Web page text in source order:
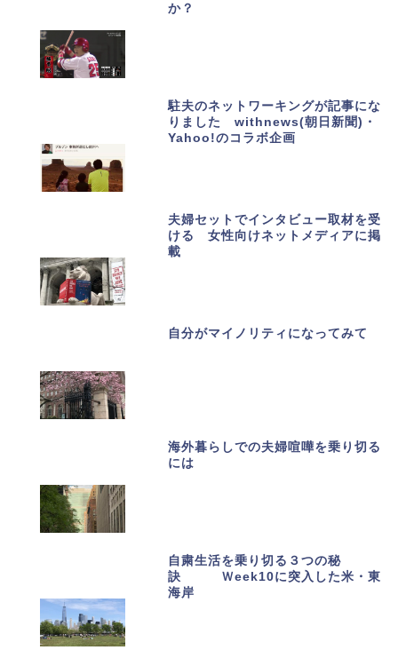
か？
駐夫のネットワーキングが記事にな
りました withnews(朝日新聞)・
Yahoo!のコラボ企画
夫婦セットでインタビュー取材を受
ける 女性向けネットメディアに掲
載
自分がマイノリティになってみて
海外暮らしでの夫婦喧嘩を乗り切る
には
自粛生活を乗り切る３つの秘
訣 Ｗeek10に突入した米・東
海岸